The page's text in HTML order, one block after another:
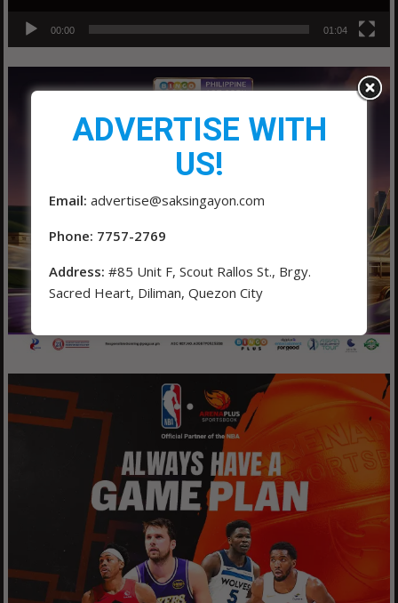
00:00 01:04
ADVERTISE WITH
US!
Email: advertise@saksingayon.com
Phone: 7757-2769
Address: #85 Unit F, Scout Rallos St., Brgy.
Sacred Heart, Diliman, Quezon City